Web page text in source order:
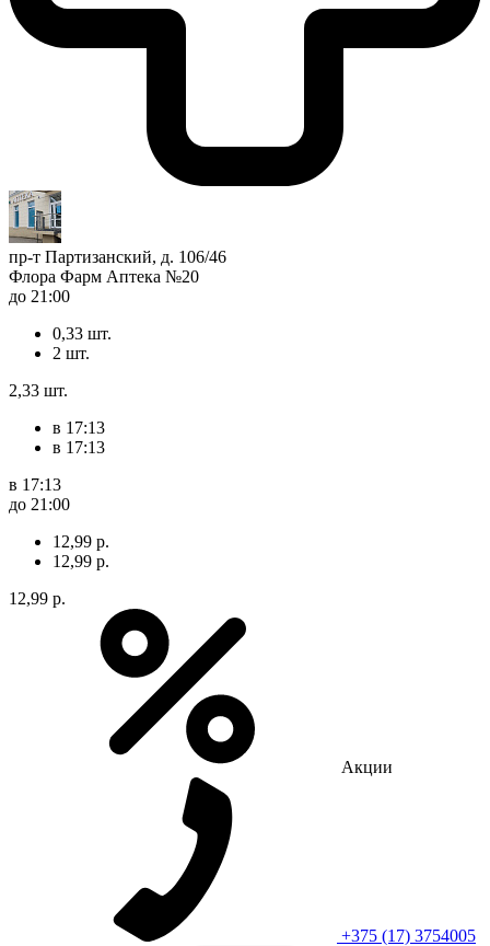
пр-т Партизанский, д. 106/46
Флора Фарм Аптека №20
до 21:00
0,33 шт.
2 шт.
2,33 шт.
в 17:13
в 17:13
в 17:13
до 21:00
12,99 р.
12,99 р.
12,99 р.
Акции
+375 (17) 3754005